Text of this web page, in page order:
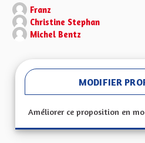
Franz
Christine Stephan
Michel Bentz
MODIFIER
Améliorer ce proposition en